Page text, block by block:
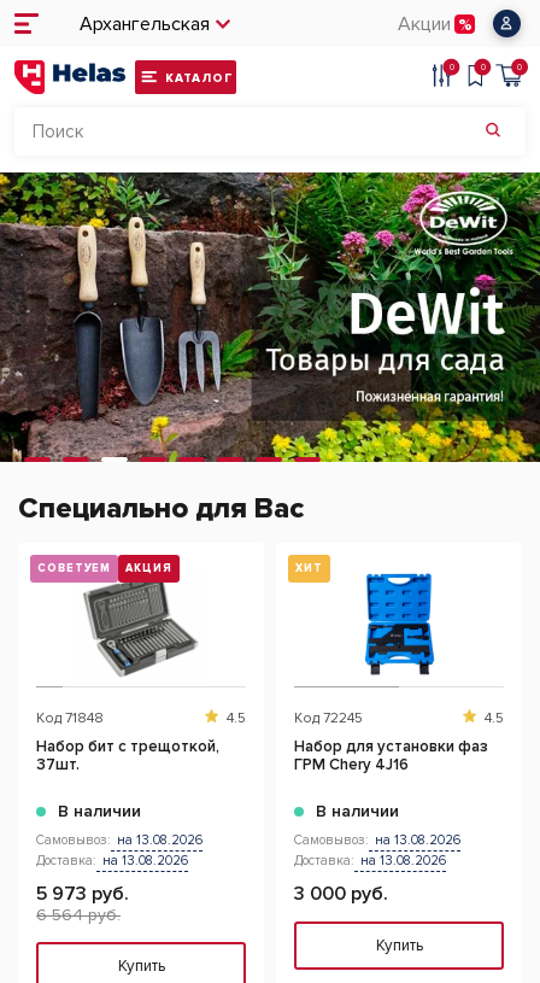
Архангельская Акции
КАТАЛОГ
0 0 0
Специально для Вас
СОВЕТУЕМ АКЦИЯ
Код 71848 4.5
Набор бит с трещоткой,
37шт.
В наличии
Самовывоз: на 13.08.2026
Доставка: на 13.08.2026
5 973 руб.
6 564 руб.
Купить
ХИТ
Код 72245 4.5
Набор для установки фаз
ГРМ Chery 4J16
В наличии
Самовывоз: на 13.08.2026
Доставка: на 13.08.2026
3 000 руб.
Купить